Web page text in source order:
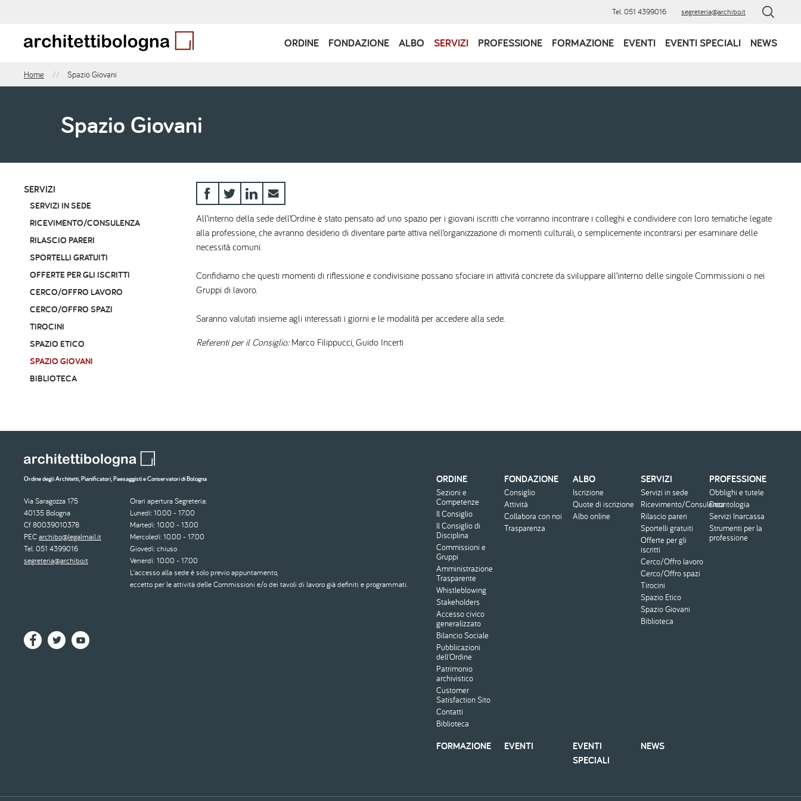
contenuto
principale
Tel. 051 4399016 segreteria@archibo.it
Navigazione
ORDINE FONDAZIONE ALBO SERVIZI PROFESSIONE FORMAZIONE EVENTI EVENTI SPECIALI NEWS
Briciole
Home Spazio Giovani
Spazio Giovani
Menu
sidebar
SERVIZI
SERVIZI IN SEDE
RICEVIMENTO/CONSULENZA
RILASCIO PARERI
SPORTELLI GRATUITI
OFFERTE PER GLI ISCRITTI
CERCO/OFFRO LAVORO
CERCO/OFFRO SPAZI
TIROCINI
SPAZIO ETICO
SPAZIO GIOVANI
BIBLIOTECA
All’interno della sede dell’Ordine è stato pensato ad uno spazio per i giovani iscritti che vorranno incontrare i colleghi e condividere con loro tematiche legate
alla professione, che avranno desiderio di diventare parte attiva nell’organizzazione di momenti culturali, o semplicemente incontrarsi per esaminare delle
necessità comuni.
Confidiamo che questi momenti di riflessione e condivisione possano sfociare in attività concrete da sviluppare all’interno delle singole Commissioni o nei
Gruppi di lavoro.
Saranno valutati insieme agli interessati i giorni e le modalità per accedere alla sede.
Referenti per il Consiglio:Marco Filippucci, Guido Incerti
Ordine degli Architetti, Pianificatori, Paesaggisti e Conservatori di Bologna
Via Saragozza 175
40135 Bologna
Cf 80039010378
PECarchibo@legalmail.it
Tel. 051 4399016
segreteria@archibo.it
Orari apertura Segreteria:
Lunedì: 10.00 - 17.00
Martedì: 10.00 - 13.00
Mercoledì: 10.00 - 17.00
Giovedì: chiuso
Venerdì: 10.00 - 17.00
L'accesso alla sede è solo previo appuntamento,
eccetto per le attività delle Commissioni e/o dei tavoli di lavoro già definiti e programmati.
Menu
footer
ORDINE
Sezioni e
Competenze
Il Consiglio
Il Consiglio di
Disciplina
Commissioni e
Gruppi
Amministrazione
Trasparente
Whistleblowing
Stakeholders
Accesso civico
generalizzato
Bilancio Sociale
Pubblicazioni
dell'Ordine
Patrimonio
archivistico
Customer
Satisfaction Sito
Contatti
Biblioteca
FONDAZIONE
Consiglio
Attività
Collabora con noi
Trasparenza
ALBO
Iscrizione
Quote di iscrizione
Albo online
SERVIZI
Servizi in sede
Ricevimento/Consulenza
Rilascio pareri
Sportelli gratuiti
Offerte per gli
iscritti
Cerco/Offro lavoro
Cerco/Offro spazi
Tirocini
Spazio Etico
Spazio Giovani
Biblioteca
PROFESSIONE
Obblighi e tutele
Deontologia
Servizi Inarcassa
Strumenti per la
professione
FORMAZIONE EVENTI
EVENTI
SPECIALI
NEWS